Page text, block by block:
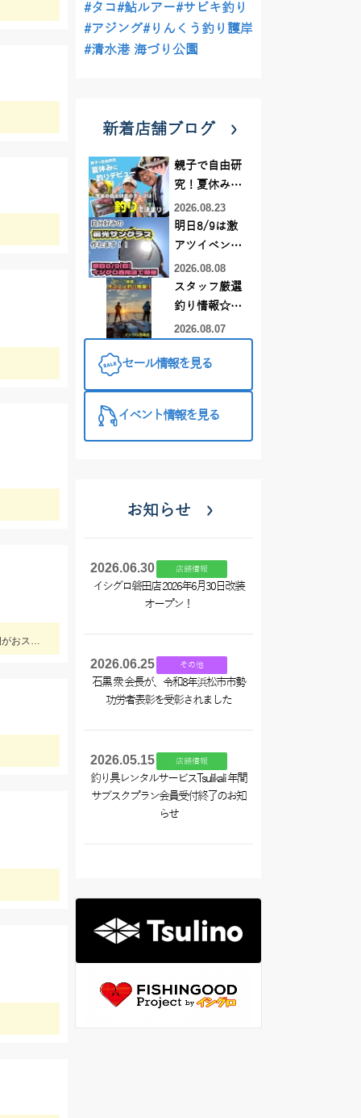
仕掛けはTsurinoのハイパーアジキャッチ7ケイムラファイバーの4号にエサはアミエビを針に付けて釣りました。アジ狙いなら早朝がおススメです。
#タコ#鮎ルアー#サビキ釣り
#アジング#りんくう釣り護岸
#清水港 海づり公園
新着店舗ブログ
親子で自由研
究！夏休みに
釣りデビュー
2026.08.23
明日8/9は激
アツイベント
日！！！～オ
ーダー偏光グ
ラス受注会～
2026.08.08
スタッフ厳選
釣り情報☆彡
連休は何釣り
♪【イシグロ
2026.08.07
セール情報を見る
イベント情報を見る
お知らせ
2026.06.30 店舗情報
イシグロ磐田店 2026年6月30日改装
オープン！
2026.06.25 その他
石黒 衆 会長が、令和8年浜松市市勢
功労者表彰を受彰されました
2026.05.15 店舗情報
釣り具レンタルサービスTsulikali 年間
サブスクプラン会員受付終了のお知
らせ